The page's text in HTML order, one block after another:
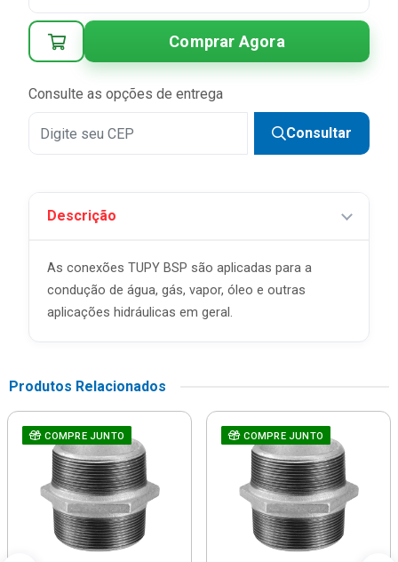
Comprar Agora
Consulte as opções de entrega
Consultar
Descrição
As conexões TUPY BSP são aplicadas para a
condução de água, gás, vapor, óleo e outras
aplicações hidráulicas em geral.
Produtos Relacionados
COMPRE JUNTO COMPRE JUNTO